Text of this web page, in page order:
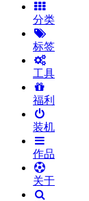
分类
标签
工具
福利
装机
作品
关于